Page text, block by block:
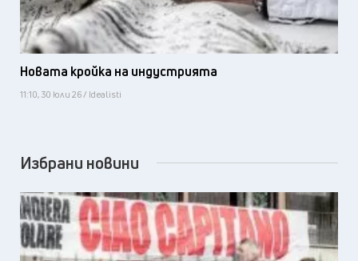
Новата кройка на индустрията
11:10, 30 юли 26 / Idealisti
Избрани новини